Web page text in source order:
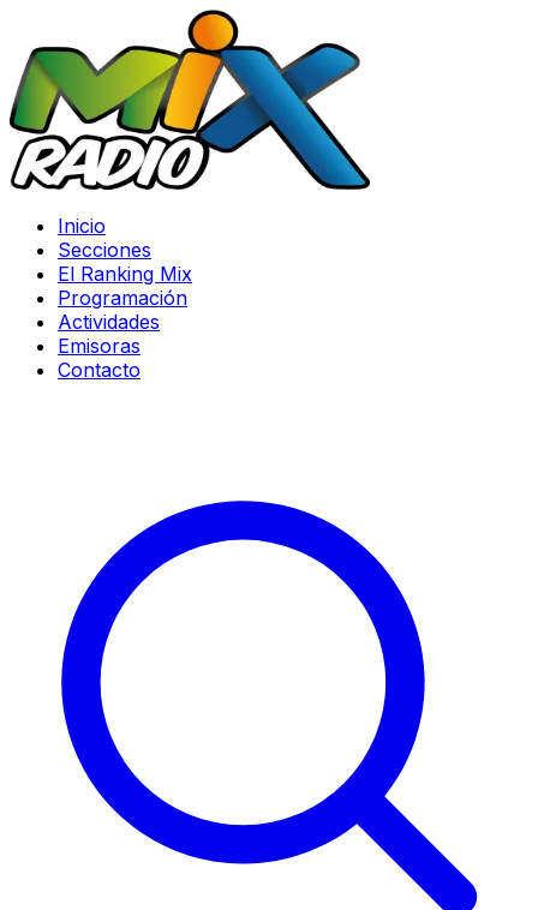
Inicio
Secciones
El Ranking Mix
Programación
Actividades
Emisoras
Contacto